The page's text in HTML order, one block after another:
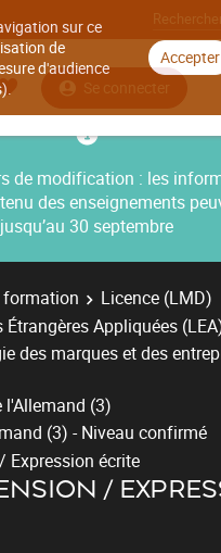
sur ce
de
d'audience
Accepter
Se connecter
de modification : les
des enseignements
jusqu’au 30 septembre
formation
Licence (LMD)
Appliquées
des marques et des
l'Allemand (3)
(3) - Niveau confirmé
Expression écrite
/